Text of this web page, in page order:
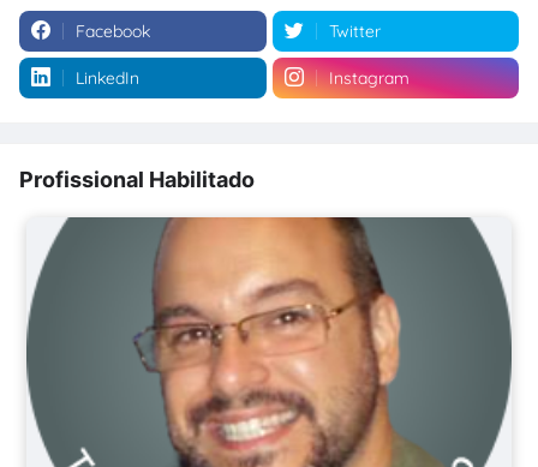
Facebook Twitter
LinkedIn Instagram
Profissional Habilitado